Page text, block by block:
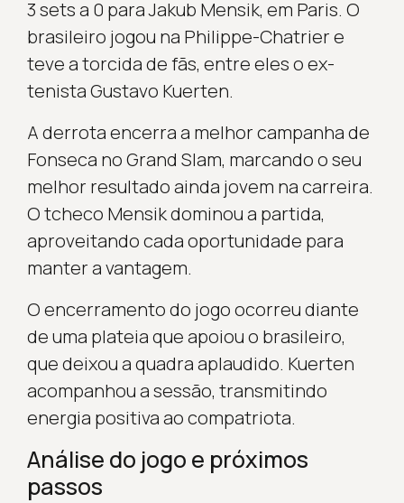
3 sets a 0 para Jakub Mensik, em Paris. O
brasileiro jogou na Philippe-Chatrier e
teve a torcida de fãs, entre eles o ex-
tenista Gustavo Kuerten.
A derrota encerra a melhor campanha de
Fonseca no Grand Slam, marcando o seu
melhor resultado ainda jovem na carreira.
O tcheco Mensik dominou a partida,
aproveitando cada oportunidade para
manter a vantagem.
O encerramento do jogo ocorreu diante
de uma plateia que apoiou o brasileiro,
que deixou a quadra aplaudido. Kuerten
acompanhou a sessão, transmitindo
energia positiva ao compatriota.
Análise do jogo e próximos
passos